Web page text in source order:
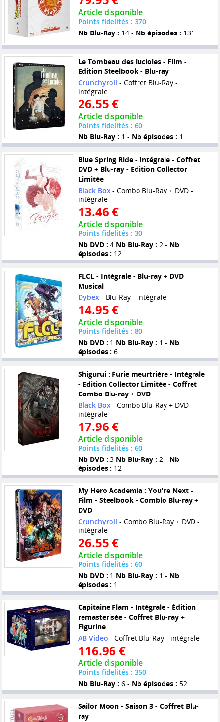
Article disponible
Points fidelités : 370
Nb Blu-Ray : 14 - Nb épisodes : 131
Le Tombeau des lucioles - Film -
Edition Steelbook - Blu-ray
Crunchyroll - Coffret Blu-Ray -
intégrale
26.55 €
Article disponible
Points fidelités : 60
Nb Blu-Ray : 1 - Nb épisodes : 1
Blue Spring Ride - Intégrale - Coffret
DVD + Blu-ray - Edition Collector
Limitée
Black Box - Combo Blu-Ray + DVD -
intégrale
13.46 €
Article disponible
Points fidelités : 30
Nb DVD : 4 Nb Blu-Ray : 2 - Nb
épisodes : 12
FLCL - Intégrale - Blu-ray + DVD
Musical
Dybex - Blu-Ray - intégrale
14.95 €
Article disponible
Points fidelités : 80
Nb DVD : 1 Nb Blu-Ray : 1 - Nb
épisodes : 6
Shigurui : Furie meurtrière - Intégrale
- Edition Collector Limitée - Coffret
Combo Blu-ray + DVD
Black Box - Combo Blu-Ray + DVD -
intégrale
17.96 €
Article disponible
Points fidelités : 60
Nb DVD : 3 Nb Blu-Ray : 2 - Nb
épisodes : 12
My Hero Academia : You're Next -
Film - Steelbook - Comblo Blu-ray +
DVD
Crunchyroll - Combo Blu-Ray + DVD -
intégrale
26.55 €
Article disponible
Points fidelités : 60
Nb DVD : 1 Nb Blu-Ray : 1 - Nb
épisodes : 1
Capitaine Flam - Intégrale - Édition
remasterisée - Coffret Blu-ray +
Figurine
AB Video - Coffret Blu-Ray - intégrale
116.96 €
Article disponible
Points fidelités : 350
Nb Blu-Ray : 6 - Nb épisodes : 52
Sailor Moon - Saison 3 - Coffret Blu-
ray